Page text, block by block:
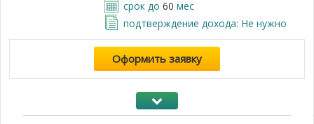
срок до 60 мес
подтверждение дохода: Не нужно
Оформить заявку